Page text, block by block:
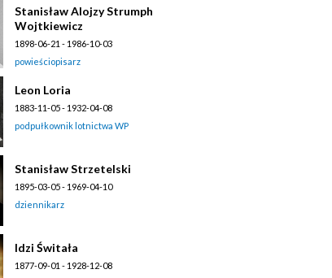
Stanisław Alojzy Strumph
Wojtkiewicz
1898-06-21 - 1986-10-03
powieściopisarz
Leon Loria
1883-11-05 - 1932-04-08
podpułkownik lotnictwa WP
Stanisław Strzetelski
1895-03-05 - 1969-04-10
dziennikarz
Idzi Świtała
1877-09-01 - 1928-12-08